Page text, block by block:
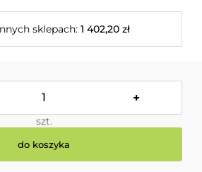
sklepach: 1 402,20 zł
+
szt.
do koszyka